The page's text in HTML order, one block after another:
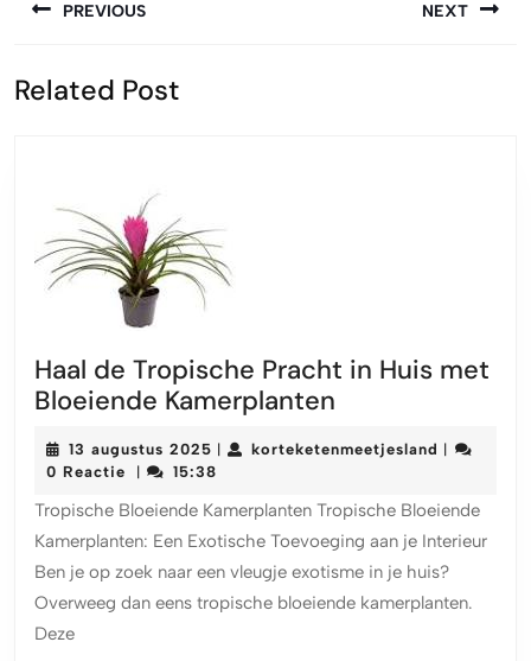
PREVIOUS
bericht:
NEXT
Related Post
Haal de Tropische Pracht in Huis met
Bloeiende Kamerplanten
Tropische
in
Huis
met
Bloeiende
13 augustus 2025 13
augustus
| korteketenmeetjesland |
0 Reactie | 15:38
Tropische Bloeiende Kamerplanten Tropische Bloeiende
Kamerplanten: Een Exotische Toevoeging aan je Interieur
Ben je op zoek naar een vleugje exotisme in je huis?
Overweeg dan eens tropische bloeiende kamerplanten.
Deze